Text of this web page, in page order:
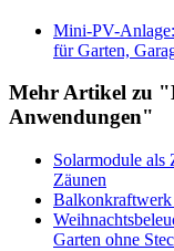
Mini-PV-
für Garten,
Mehr Artikel zu
Anwendungen"
Solarmodule
Zäunen
Garten ohne